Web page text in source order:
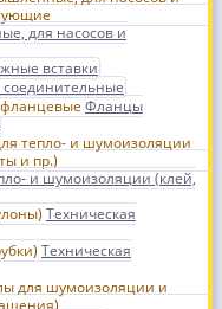
для насосов и
вставки
Фланцы
и шумоизоляции (клей,
Техническая
Техническая